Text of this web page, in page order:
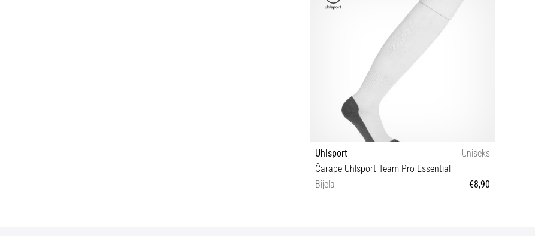
Uhlsport
Uniseks
Čarape Uhlsport Team Pro Essential
Bijela
€8,90